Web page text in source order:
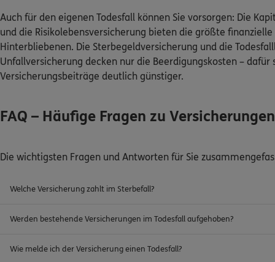
Auch für den eigenen Todesfall können Sie vorsorgen: Die
und die Risikolebensversicherung bieten die größte
Hinterbliebenen. Die Sterbegeldversicherung und die
Unfallversicherung decken nur die Beerdigungskosten – dafür
Versicherungsbeiträge deutlich günstiger.
FAQ – Häufige Fragen zu
Die wichtigsten Fragen und Antworten für Sie
Welche Versicherung zahlt im Sterbefall?
Werden bestehende Versicherungen im Todesfall aufgehoben?
Wie melde ich der Versicherung einen Todesfall?